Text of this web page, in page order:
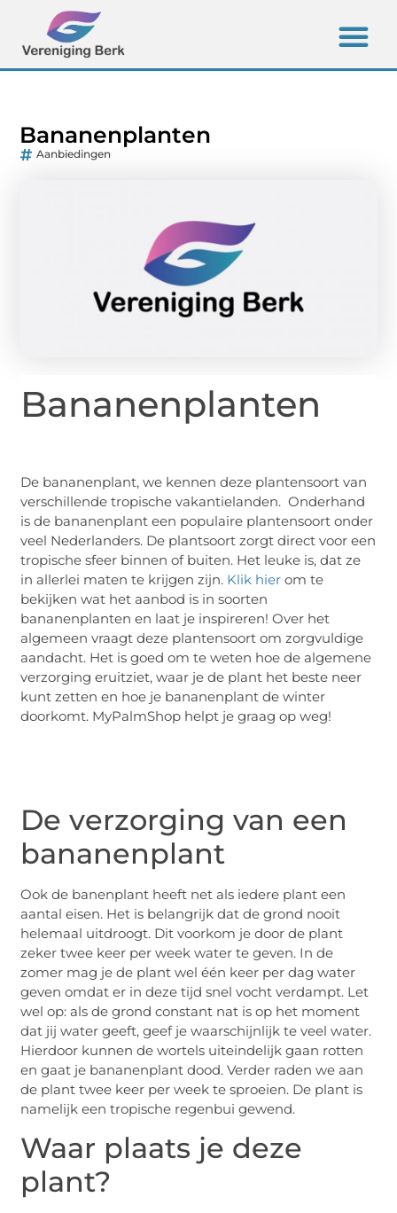
Bananenplanten
Aanbiedingen
Bananenplanten
De bananenplant, we kennen deze plantensoort van
verschillende tropische vakantielanden. Onderhand
is de bananenplant een populaire plantensoort onder
veel Nederlanders. De plantsoort zorgt direct voor een
tropische sfeer binnen of buiten. Het leuke is, dat ze
in allerlei maten te krijgen zijn. Klik hier om te
bekijken wat het aanbod is in soorten
bananenplanten en laat je inspireren! Over het
algemeen vraagt deze plantensoort om zorgvuldige
aandacht. Het is goed om te weten hoe de algemene
verzorging eruitziet, waar je de plant het beste neer
kunt zetten en hoe je bananenplant de winter
doorkomt. MyPalmShop helpt je graag op weg!
De verzorging van een
bananenplant
Ook de banenplant heeft net als iedere plant een
aantal eisen. Het is belangrijk dat de grond nooit
helemaal uitdroogt. Dit voorkom je door de plant
zeker twee keer per week water te geven. In de
zomer mag je de plant wel één keer per dag water
geven omdat er in deze tijd snel vocht verdampt. Let
wel op: als de grond constant nat is op het moment
dat jij water geeft, geef je waarschijnlijk te veel water.
Hierdoor kunnen de wortels uiteindelijk gaan rotten
en gaat je bananenplant dood. Verder raden we aan
de plant twee keer per week te sproeien. De plant is
namelijk een tropische regenbui gewend.
Waar plaats je deze
plant?